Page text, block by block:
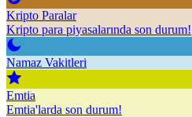
Kripto Paralar
Kripto para piyasalarında son durum!
Namaz Vakitleri
Emtia
Emtia'larda son durum!